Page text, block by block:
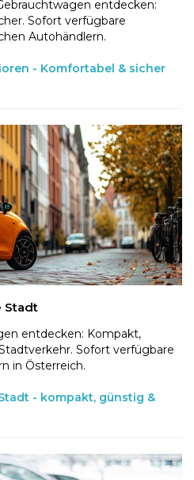
entdecken:
Sofort verfügbare
Autohändlern.
- Komfortabel & sicher
Stadt
entdecken: Kompakt,
Sofort verfügbare
in Österreich.
- kompakt, günstig &